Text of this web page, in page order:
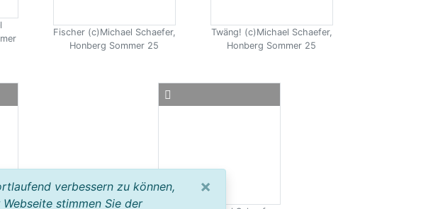
Fischer (c)Michael Schaefer,
Honberg Sommer 25
Twäng! (c)Michael Schaefer,
Honberg Sommer 25
verbessern zu können,
stimmen Sie der
×